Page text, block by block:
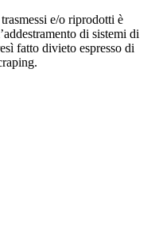
e/o riprodotti è
di sistemi di
fatto divieto espresso di